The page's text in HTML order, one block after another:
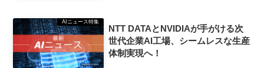
AIニュース特集
NTT DATAとNVIDIAが手がける次
世代企業AI工場、シームレスな生産
体制実現へ！